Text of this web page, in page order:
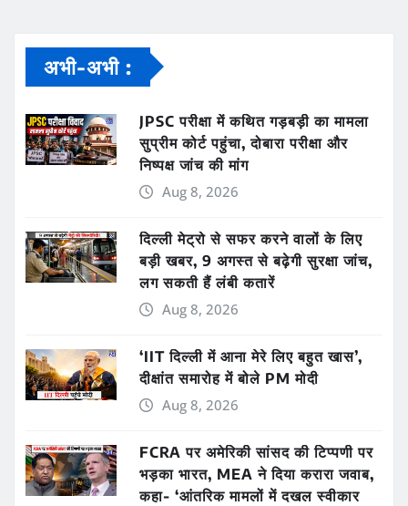
अभी-अभी :
JPSC परीक्षा में कथित गड़बड़ी का मामला
सुप्रीम कोर्ट पहुंचा, दोबारा परीक्षा और
निष्पक्ष जांच की मांग
Aug 8, 2026
दिल्ली मेट्रो से सफर करने वालों के लिए
बड़ी खबर, 9 अगस्त से बढ़ेगी सुरक्षा जांच,
लग सकती हैं लंबी कतारें
Aug 8, 2026
‘IIT दिल्ली में आना मेरे लिए बहुत खास’,
दीक्षांत समारोह में बोले PM मोदी
Aug 8, 2026
FCRA पर अमेरिकी सांसद की टिप्पणी पर
भड़का भारत, MEA ने दिया करारा जवाब,
कहा- ‘आंतरिक मामलों में दखल स्वीकार